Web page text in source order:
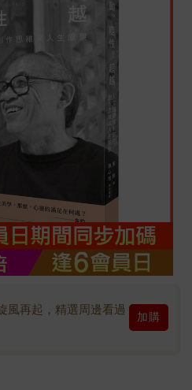
風再起，精選周邊看過
加購